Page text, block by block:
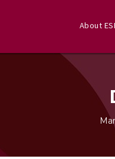
About